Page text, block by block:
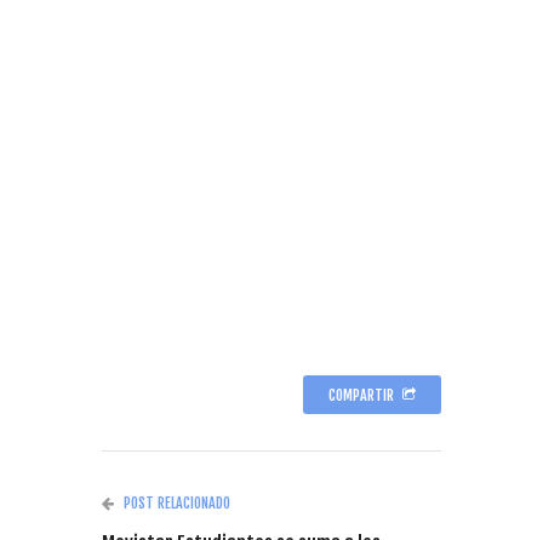
COMPARTIR
POST RELACIONADO